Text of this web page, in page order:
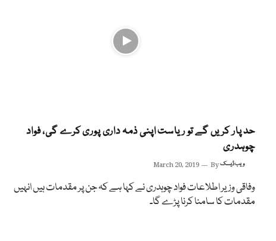
حد پار کریں گے تو ریاست اپنی ذمہ داری پوری کرے گی، فواد
چوہدری
March 20, 2019 Byویب ڈیسک
وفاقی وزیر اطلاعات فواد چوہدری نے کہا ہے کہ جن پر مقدمات ہیں انہیں
مقدمات کا سامنا کرنا پڑے گا۔